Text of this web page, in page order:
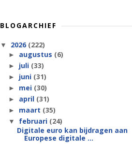
BLOGARCHIEF
▼ 2026 (222)
► augustus (6)
► juli (33)
► juni (31)
► mei (30)
► april (31)
► maart (35)
▼ februari (24)
Digitale euro kan bijdragen aan
Europese digitale ...